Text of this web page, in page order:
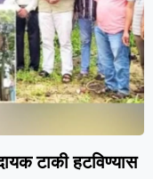
टाकी हटविण्यास